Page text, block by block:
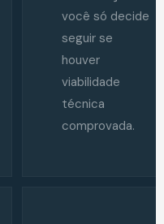
você só decide
seguir se
houver
viabilidade
técnica
comprovada.